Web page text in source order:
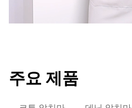
주요 제품